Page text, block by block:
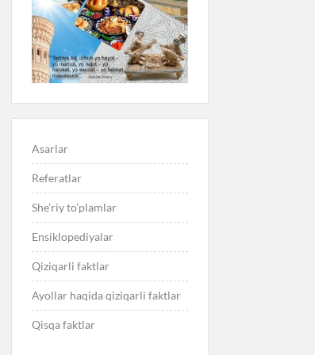
Asarlar
Referatlar
She’riy to’plamlar
Ensiklopediyalar
Qiziqarli faktlar
Ayollar haqida qiziqarli faktlar
Qisqa faktlar